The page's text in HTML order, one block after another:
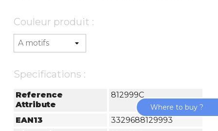
Couleur produit :
Specifications :
Reference
Attribute
812999C
EAN13
3329688129993
Where to buy ?